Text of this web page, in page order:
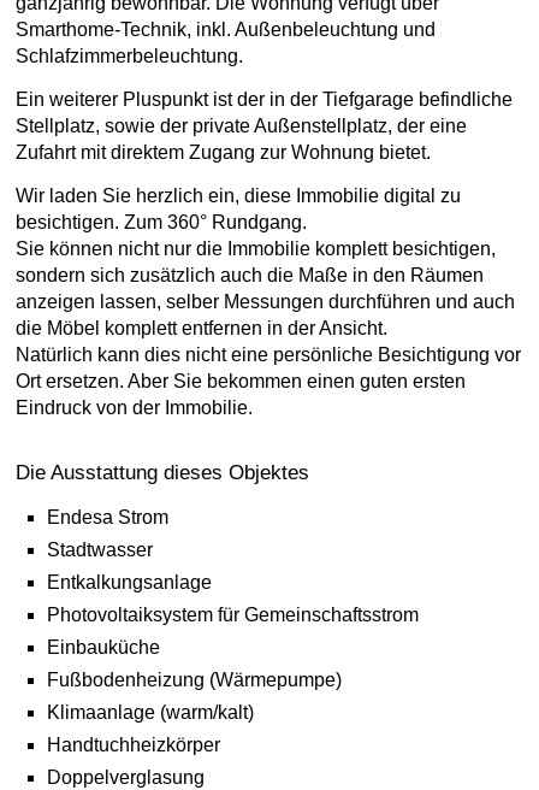
Smarthome-Technik, inkl. Außenbeleuchtung und
Schlafzimmerbeleuchtung.
Ein weiterer Pluspunkt ist der in der Tiefgarage befindliche
Stellplatz, sowie der private Außenstellplatz, der eine
Zufahrt mit direktem Zugang zur Wohnung bietet.
Wir laden Sie herzlich ein, diese Immobilie digital zu
besichtigen. Zum 360° Rundgang.
Sie können nicht nur die Immobilie komplett besichtigen,
sondern sich zusätzlich auch die Maße in den Räumen
anzeigen lassen, selber Messungen durchführen und auch
die Möbel komplett entfernen in der Ansicht.
Natürlich kann dies nicht eine persönliche Besichtigung vor
Ort ersetzen. Aber Sie bekommen einen guten ersten
Eindruck von der Immobilie.
Die Ausstattung dieses Objektes
Endesa Strom
Stadtwasser
Entkalkungsanlage
Photovoltaiksystem für Gemeinschaftsstrom
Einbauküche
Fußbodenheizung (Wärmepumpe)
Klimaanlage (warm/kalt)
Handtuchheizkörper
Doppelverglasung